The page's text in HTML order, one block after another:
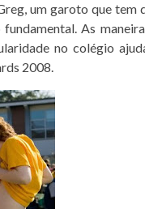
um garoto que tem
As
no colégio
2008.